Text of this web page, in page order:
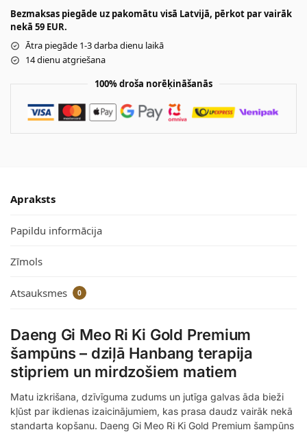
Bezmaksas piegāde uz pakomātu visā Latvijā, pērkot par vairāk
nekā 59 EUR.
Ātra piegāde 1-3 darba dienu laikā
14 dienu atgriešana
100% droša norēķināšanās
Apraksts
Papildu informācija
Zīmols
Atsauksmes 0
Daeng Gi Meo Ri Ki Gold Premium
šampūns – dziļā Hanbang terapija
stipriem un mirdzošiem matiem
Matu izkrišana, dzīvīguma zudums un jutīga galvas āda bieži
kļūst par ikdienas izaicinājumiem, kas prasa daudz vairāk nekā
standarta kopšanu. Daeng Gi Meo Ri Ki Gold Premium šampūns